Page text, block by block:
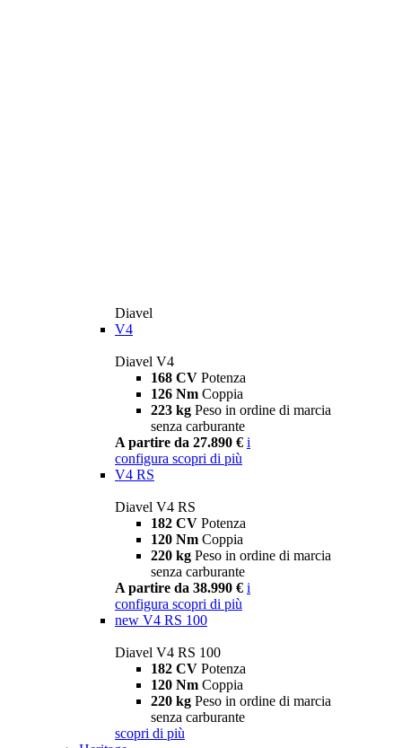
Diavel
V4
Diavel V4
168 CV Potenza
126 Nm Coppia
223 kg Peso in ordine di marcia
senza carburante
A partire da 27.890 € i
configura scopri di più
V4 RS
Diavel V4 RS
182 CV Potenza
120 Nm Coppia
220 kg Peso in ordine di marcia
senza carburante
A partire da 38.990 € i
configura scopri di più
new V4 RS 100
Diavel V4 RS 100
182 CV Potenza
120 Nm Coppia
220 kg Peso in ordine di marcia
senza carburante
scopri di più